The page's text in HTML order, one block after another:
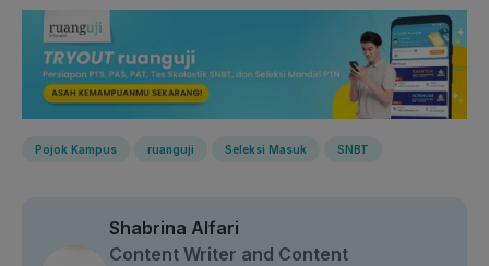
Pojok Kampus ruanguji Seleksi Masuk SNBT
Shabrina Alfari
Content Writer and Content